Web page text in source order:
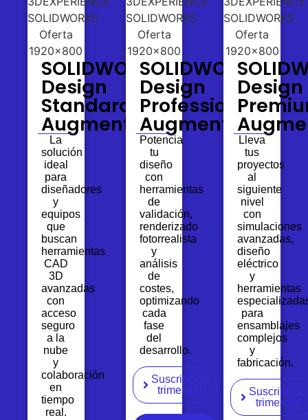
SOLIDWORKS
Design
Standard
Augmented
La
solución
ideal
para
diseñadores
y
equipos
que
buscan
herramientas
CAD
3D
avanzadas
con
acceso
seguro
a la
nube
y
colaboración
en
tiempo
real.
SOLIDWORKS
Design
Professional
Augmented
Potencia
tu
diseño
con
herramientas
de
validación,
renderizado
fotorrealista
y
análisis
de
costes,
optimizando
cada
fase
del
desarrollo.
Suscripción
trimestral
Design
Lleva
tus
proyectos
al
siguiente
nivel
con
simulaciones
avanzadas,
diseño
eléctrico
y
herramientas
para
ensamblajes
complejos
y
fabricación.
Suscripción
trimestral